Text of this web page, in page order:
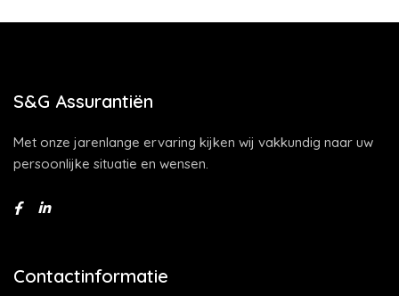
S&G Assurantiën
Met onze jarenlange ervaring kijken wij vakkundig naar uw
persoonlijke situatie en wensen.
Contactinformatie